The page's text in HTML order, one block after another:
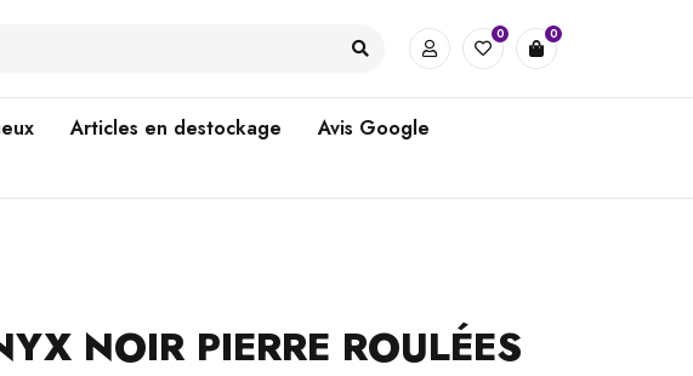
0 0
Articles en destockage
Avis Google
NOIR PIERRE ROULÉES